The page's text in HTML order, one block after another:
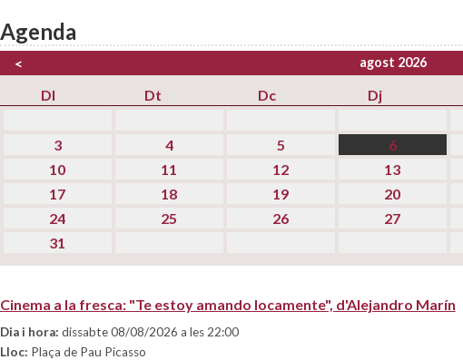
Agenda
< agost 2026
Dl Dt Dc Dj
3
4 5 6
10
11 12 13
17
18 19 20
24
25 26 27
31
Cinema a la fresca: "Te estoy amando locamente", d'Alejandro Marín
Dia i hora: dissabte 08/08/2026 a les 22:00
Lloc: Plaça de Pau Picasso